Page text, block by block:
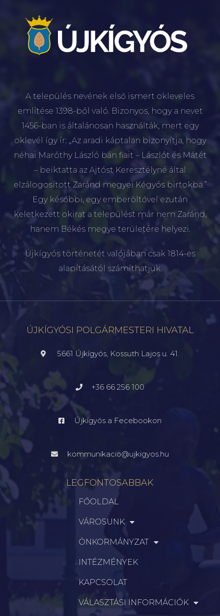
A település nevének első ismert okleveles
említése 1398-ból való. Bizonyos, hogy a nevet
1456-ban is általánosan használták, mert egy
oklevél így ír: „Az aradi káptalan bizonyítja, hogy
néhai Maróthy László bán fiait – Lászlót és Mátét
– beiktatta az Ajtóst Keresztélyné által
elzálogosított Zaránd megyei Kégyós birtokba.”
Egy későbbi, egy emberöltővel ezután
keletkezett okirat a települést már nem Zaránd,
hanem Békés megye területére helyezi.
Újkígyós történetét valójában csak 1814-es
alapításától számíthatjuk.
ÚJKÍGYÓSI POLGÁRMESTERI HIVATAL
5661 Újkígyós, Kossuth Lajos u. 41.
+36 66 256 100
Újkígyós a Fecebookon
kommunikacio@ujkigyos.hu
LEGFONTOSABBAK
FŐOLDAL
VÁROSUNK
ÖNKORMÁNYZAT
INTÉZMÉNYEK
KAPCSOLAT
VÁLASZTÁSI INFORMÁCIÓK